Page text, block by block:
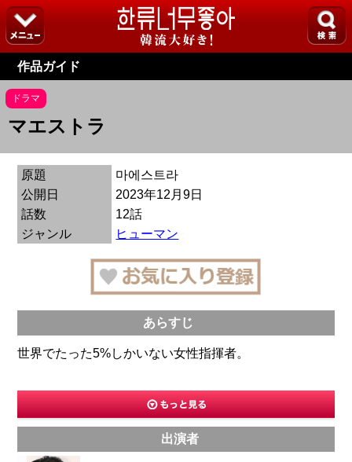
作品ガイド
ドラマ
マエストラ
原題
마에스트라
公開日
2023年12月9日
話数
12話
ジャンル
ヒューマン
あらすじ
世界でたった5%しかいない女性指揮者。
出演者